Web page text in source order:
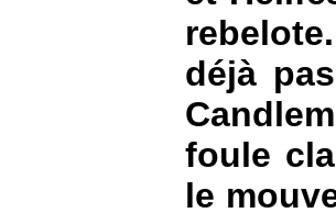
déjà
foule
le